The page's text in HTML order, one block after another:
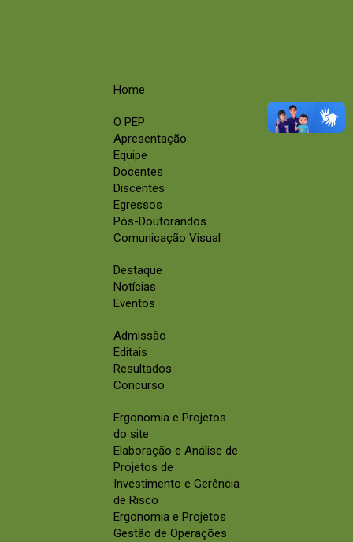
Home
O PEP
Apresentação
Equipe
Docentes
Discentes
Egressos
Pós-Doutorandos
Comunicação Visual
Destaque
Notícias
Eventos
Admissão
Editais
Resultados
Concurso
Ergonomia e Projetos
do site
Elaboração e Análise de
Projetos de
Investimento e Gerência
de Risco
Ergonomia e Projetos
Gestão de Operações